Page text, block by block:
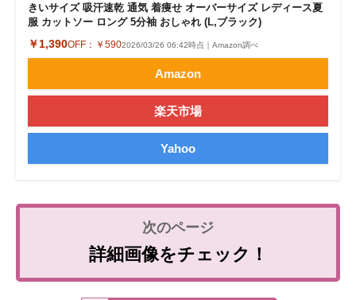
きいサイズ 吸汗速乾 通気 着痩せ オーバーサイズ レディース夏
服 カットソー ロング 5分袖 おしゃれ (L,ブラック)
￥1,390OFF： ￥5902026/03/26 06:42時点｜Amazon調べ
Amazon
楽天市場
Yahoo
詳細画像をチェック！